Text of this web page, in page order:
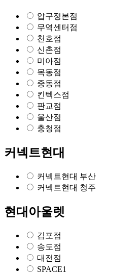
압구정본점
무역센터점
천호점
신촌점
미아점
목동점
중동점
킨텍스점
판교점
울산점
충청점
커넥트현대
커넥트현대 부산
커넥트현대 청주
현대아울렛
김포점
송도점
대전점
SPACE1